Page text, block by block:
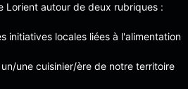
Lorient autour de deux rubriques :
initiatives locales liées à l'alimentation
une cuisinier/ère de notre territoire